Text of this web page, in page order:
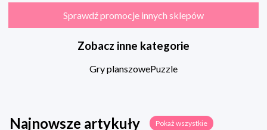
Sprawdź promocje innych sklepów
Zobacz inne kategorie
Gry planszowePuzzle
Najnowsze artykuły Pokaż wszystkie